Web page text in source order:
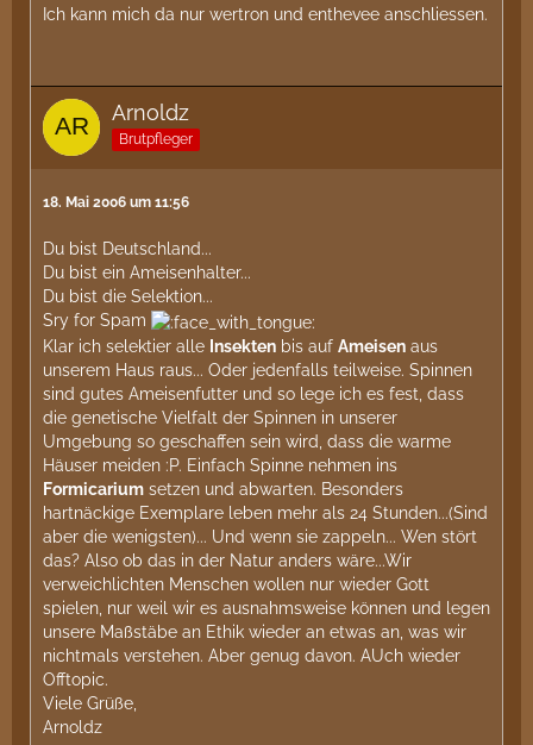
töte Ich keineInsekten. Dort fang Ich nur mal welche
Gruß En
Ich kann mich da nur wertron und enthevee anschliessen.
Arnoldz
Brutpfleger
18. Mai 2006 um 11:56
Du bist Deutschland...
Du bist ein Ameisenhalter...
Du bist die Selektion...
Sry for Spam
Klar ich selektier alle Insekten bis auf Ameisen aus
unserem Haus raus... Oder jedenfalls teilweise. Spinnen
sind gutes Ameisenfutter und so lege ich es fest, dass
die genetische Vielfalt der Spinnen in unserer
Umgebung so geschaffen sein wird, dass die warme
Häuser meiden :P. Einfach Spinne nehmen ins
Formicarium setzen und abwarten. Besonders
hartnäckige Exemplare leben mehr als 24 Stunden...(Sind
aber die wenigsten)... Und wenn sie zappeln... Wen stört
das? Also ob das in der Natur anders wäre...Wir
verweichlichten Menschen wollen nur wieder Gott
spielen, nur weil wir es ausnahmsweise können und legen
unsere Maßstäbe an Ethik wieder an etwas an, was wir
nichtmals verstehen. Aber genug davon. AUch wieder
Offtopic.
Viele Grüße,
Arnoldz